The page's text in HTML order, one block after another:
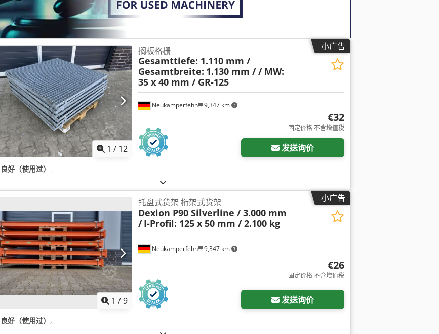
小广告
1 / 12
Neukamperfehn 9,347 km
搁板格栅
Gesamttiefe: 1.110 mm /
Gesamtbreite: 1.130 mm / / MW:
35 x 40 mm / GR-125
€32
固定价格 不含增值税
发送询价
良好（使用过） ,
小广告
1 /9
Neukamperfehn 9,347 km
托盘式货架 桁架式货架
Dexion P90 Silverline / 3.000 mm
/ I-Profil: 125 x 50 mm / 2.100 kg
€26
固定价格 不含增值税
发送询价
良好（使用过） ,